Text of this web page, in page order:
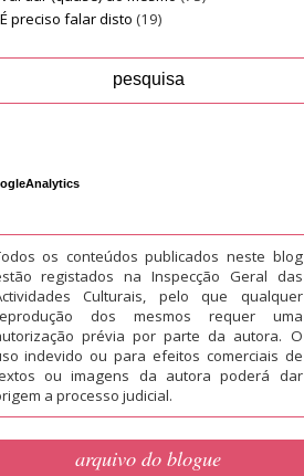
É preciso falar disto (19)
os conteúdos publicados neste blog
registados na Inspecção Geral das
Culturais, pelo que qualquer
dos mesmos requer uma
prévia por parte da autora. O
indevido ou para efeitos comerciais de
ou imagens da autora poderá dar
a processo judicial.
arquivo do blogue